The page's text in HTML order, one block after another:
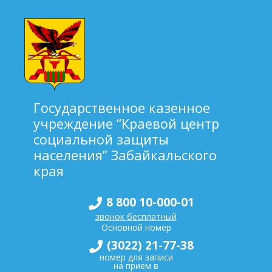
Государственное казенное
учреждение “Краевой центр
социальной защиты
населения” Забайкальского
края
8 800 10-000-01
звонок бесплатный
Основной номер
(3022) 21-77-38
номер для записи
на прием в